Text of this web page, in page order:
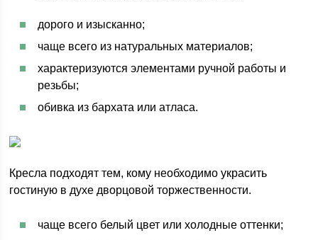
дорого и изысканно;
чаще всего из натуральных материалов;
характеризуются элементами ручной работы и
резьбы;
обивка из бархата или атласа.
Кресла подходят тем, кому необходимо украсить
гостиную в духе дворцовой торжественности.
чаще всего белый цвет или холодные оттенки;